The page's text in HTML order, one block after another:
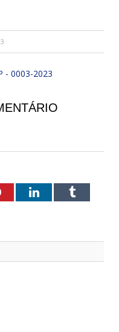
- 0003-2023
PinterestLinkedInTumblr